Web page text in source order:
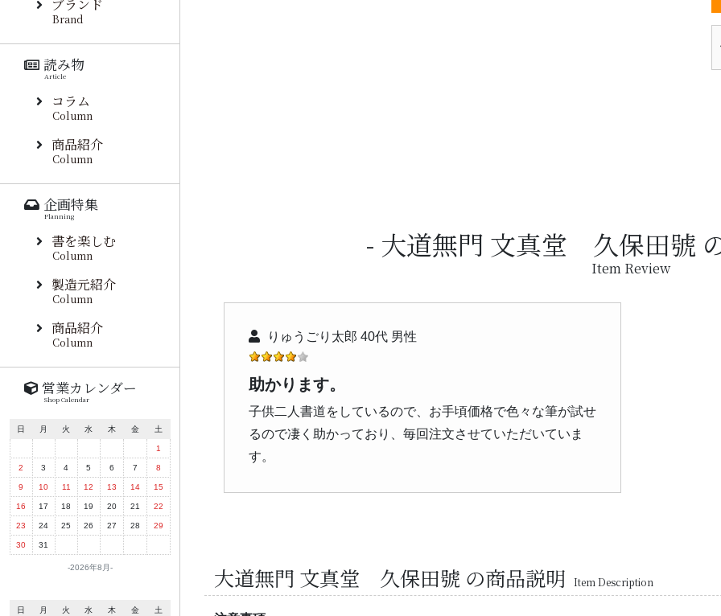
大道無門 文真堂 久保田號
Item Review
りゅうごり太郎 40代 男性
助かります。
子供二人書道をしているので、お手頃価格で色々な筆が試せ
るので凄く助かっており、毎回注文させていただいていま
す。
大道無門 文真堂 久保田號 の商品説明 Item Description
ブランド
Brand
読み物
Article
コラム
Column
商品紹介
Column
企画特集
Planning
書を楽しむ
Column
製造元紹介
Column
商品紹介
Column
営業カレンダー
Shop Calendar
2026年8月
日 月 火 水 木 金 土
1
2 3 4 5 6 7 8
9 10 11 12 13 14 15
16 17 18 19 20 21 22
23 24 25 26 27 28 29
30 31
日 月 火 水 木 金 土